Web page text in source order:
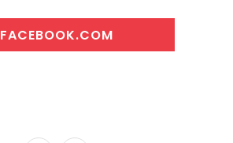
FACEBOOK.COM